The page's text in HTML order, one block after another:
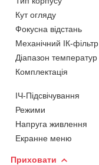
Кут огляду
Фокусна відстань
Механічний ІК-фільтр
Діапазон температур
Комплектація
ІЧ-Підсвічування
Режими
Напруга живлення
Екранне меню
Приховати